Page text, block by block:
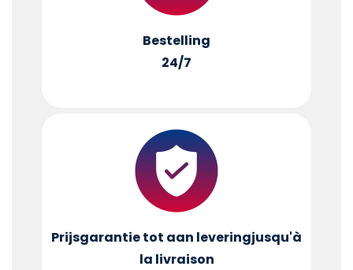
Bestelling
24/7
Prijsgarantie tot aan leveringjusqu'à
la livraison